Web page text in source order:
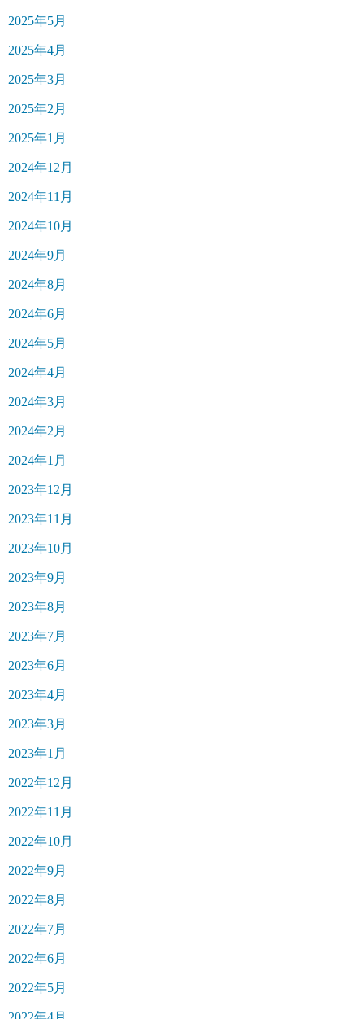
2025年5月
2025年4月
2025年3月
2025年2月
2025年1月
2024年12月
2024年11月
2024年10月
2024年9月
2024年8月
2024年6月
2024年5月
2024年4月
2024年3月
2024年2月
2024年1月
2023年12月
2023年11月
2023年10月
2023年9月
2023年8月
2023年7月
2023年6月
2023年4月
2023年3月
2023年1月
2022年12月
2022年11月
2022年10月
2022年9月
2022年8月
2022年7月
2022年6月
2022年5月